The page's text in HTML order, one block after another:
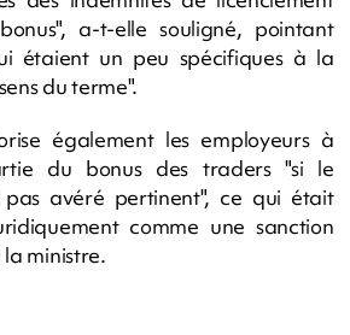
a-t-elle souligné, pointant
étaient un peu spécifiques à la
du terme".
également les employeurs à
du bonus des traders "si le
pas avéré pertinent", ce qui était
comme une sanction
ministre.